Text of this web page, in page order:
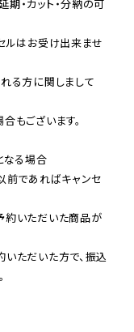
・カット・分納の可
ルはお受け出来ませ
る方に関しまして
もございます。
なる場合
前であればキャンセ
約いただいた商品が
ただいた方で、振込